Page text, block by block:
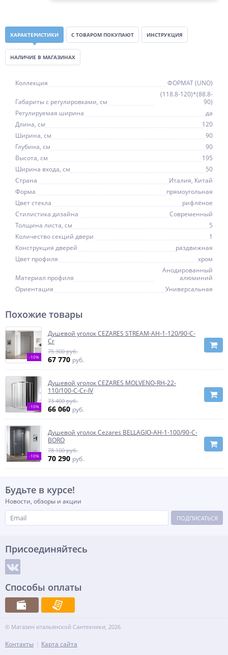
ХАРАКТЕРИСТИКИ С ТОВАРОМ ПОКУПАЮТ ИНСТРУКЦИЯ
НАЛИЧИЕ В МАГАЗИНАХ
Коллекция ФОРМАТ (UNO)
Габариты с регулировками, см
(118.8-120)*(88.8-
90)
Регулируемая ширина
да
Длина, см
120
Ширина, см
90
Глубина, см
90
Высота, см
195
Ширина входа, см
50
Страна
Италия, Китай
Форма
прямоугольная
Цвет стекла
рифлёное
Стилистика дизайна
Современный
Толщина листа, см
5
Количество секций двери
1
Конструкция дверей
раздвижная
Цвет профиля
хром
Материал профиля
Анодированный
алюминий
Ориентация
Универсальная
Похожие товары
-10%
Душевой уголок CEZARES STREAM-AH-1-120/90-C-
Cr
75 300 руб.
67 770 руб.
-10%
Душевой уголок CEZARES MOLVENO-RH-22-
110/100-C-Cr-IV
73 400 руб.
66 060 руб.
-10%
Душевой уголок Cezares BELLAGIO-AH-1-100/90-C-
BORO
78 100 руб.
70 290 руб.
Будьте в курсе!
Новости, обзоры и акции
ПОДПИСАТЬСЯ
Присоединяйтесь
Способы оплаты
© Магазин итальянской Сантехники, 2026
Контакты Карта сайта